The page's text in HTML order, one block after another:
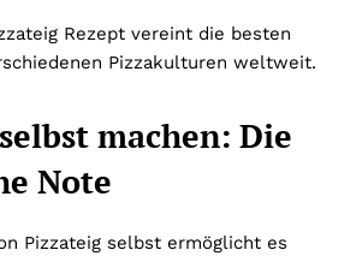
Rezept vereint die besten
Pizzakulturen weltweit.
machen: Die
Note
Pizzateig selbst ermöglicht es